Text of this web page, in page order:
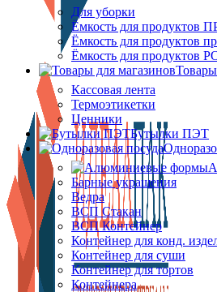
Для уборки
Ёмкость для продуктов
Ёмкость для продуктов
Ёмкость для продуктов
Кассовая лента
Термоэтикетки
Ценники
Бутылки ПЭТ
Барные украшения
Ведра
ВСП Стакан
ВСП Контейнер
Контейнер для конд.
Контейнер для суши
Контейнер для тортов
Контейнера